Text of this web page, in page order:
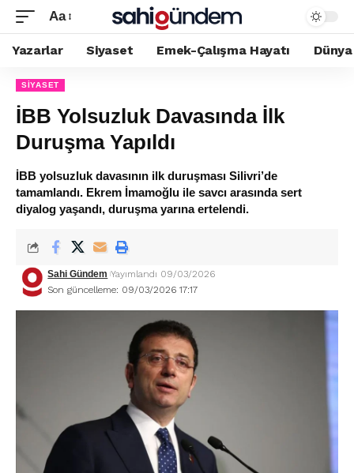
Aa
Yazarlar Siyaset Emek-Çalışma Hayatı Dünya
SIYASET
İBB Yolsuzluk Davasında İlk
Duruşma Yapıldı
İBB yolsuzluk davasının ilk duruşması Silivri’de
tamamlandı. Ekrem İmamoğlu ile savcı arasında sert
diyalog yaşandı, duruşma yarına ertelendi.
Son güncelleme: 09/03/2026 17:17
Sahi Gündem Yayımlandı 09/03/2026